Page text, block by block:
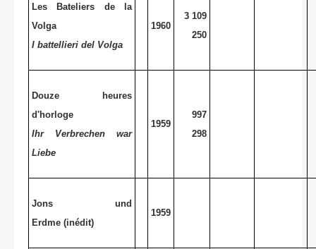
Les Bateliers de la
Volga
I battellieri del Volga
1960
3 109
250
Douze heures
d'horloge
Ihr Verbrechen war
Liebe
1959
997
298
Jons und
Erdme (inédit)
1959